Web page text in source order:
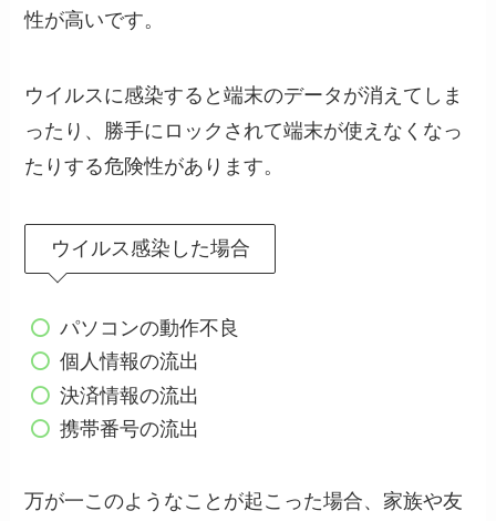
性が高いです。
ウイルスに感染すると端末のデータが消えてしま
ったり、勝手にロックされて端末が使えなくなっ
たりする危険性があります。
ウイルス感染した場合
パソコンの動作不良
個人情報の流出
決済情報の流出
携帯番号の流出
万が一このようなことが起こった場合、家族や友